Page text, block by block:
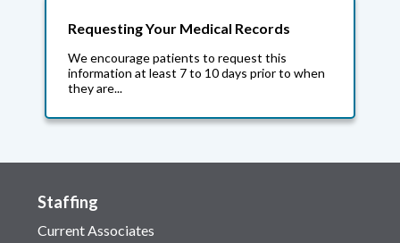
Requesting Your Medical Records
We encourage patients to request this
information at least 7 to 10 days prior to when
they are...
Staffing
Current Associates